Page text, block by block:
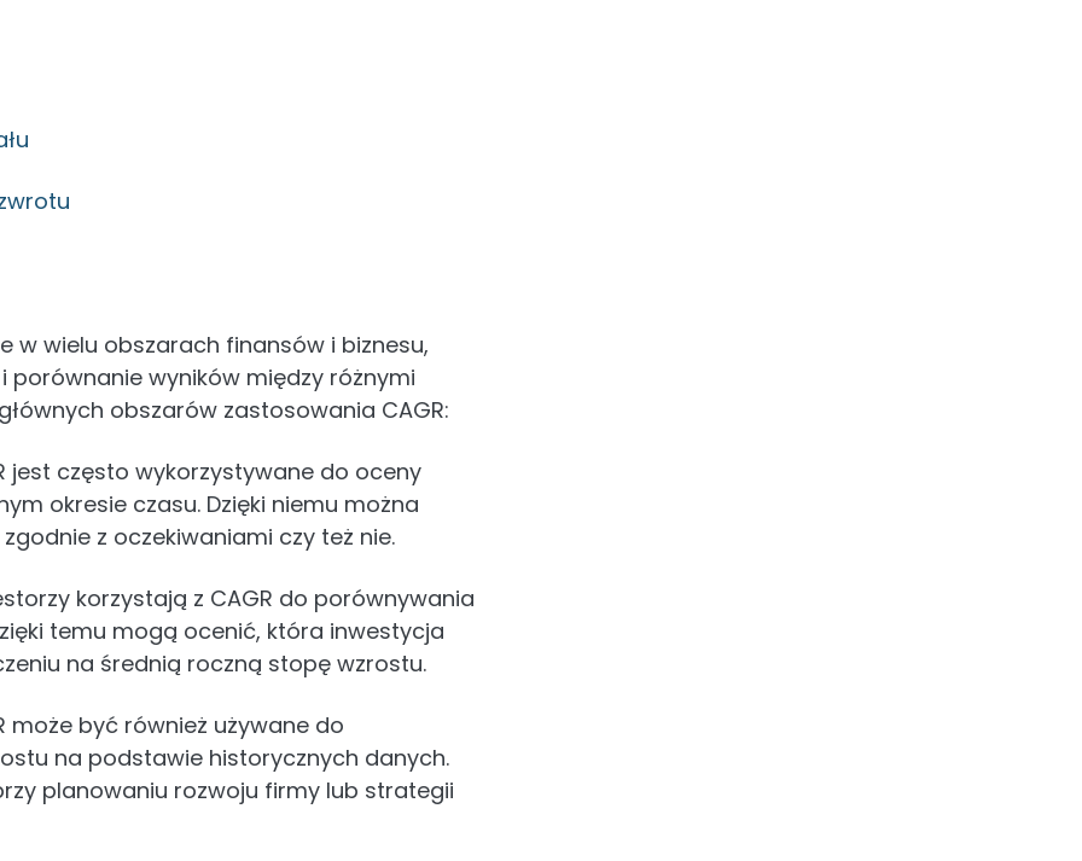
w wielu obszarach finansów i biznesu,
wyników między różnymi
obszarów zastosowania CAGR:
jest często wykorzystywane do oceny
okresie czasu. Dzięki niemu można
z oczekiwaniami czy też nie.
korzystają z CAGR do porównywania
temu mogą ocenić, która inwestycja
na średnią roczną stopę wzrostu.
może być również używane do
na podstawie historycznych danych.
planowaniu rozwoju firmy lub strategii